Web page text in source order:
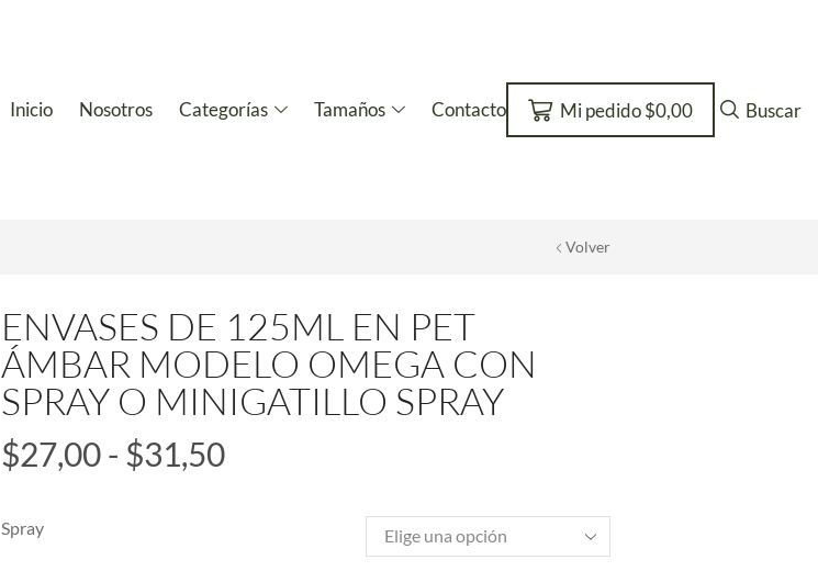
Inicio Nosotros Categorías Tamaños Contacto Mi pedido$0,00 Buscar
Volver
ENVASES DE 125ML EN PET
ÁMBAR MODELO OMEGA CON
SPRAY O MINIGATILLO SPRAY
$27,00- $31,50
Spray